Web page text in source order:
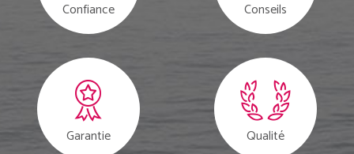
Confiance Conseils
Garantie Qualité